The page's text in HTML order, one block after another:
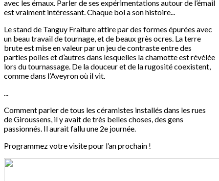
avec les émaux. Parler de ses expérimentations autour de l’émail
est vraiment intéressant. Chaque bol a son histoire...
Le stand de Tanguy Fraiture attire par des formes épurées avec
un beau travail de tournage, et de beaux grès ocres. La terre
brute est mise en valeur par un jeu de contraste entre des
parties polies et d’autres dans lesquelles la chamotte est révélée
lors du tournassage. De la douceur et de la rugosité coexistent,
comme dans l’Aveyron où il vit.
...
Comment parler de tous les céramistes installés dans les rues
de Giroussens, il y avait de très belles choses, des gens
passionnés. Il aurait fallu une 2e journée.
Programmez votre visite pour l’an prochain !